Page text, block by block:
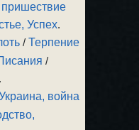
Успех.
/Терпение
/
.
война